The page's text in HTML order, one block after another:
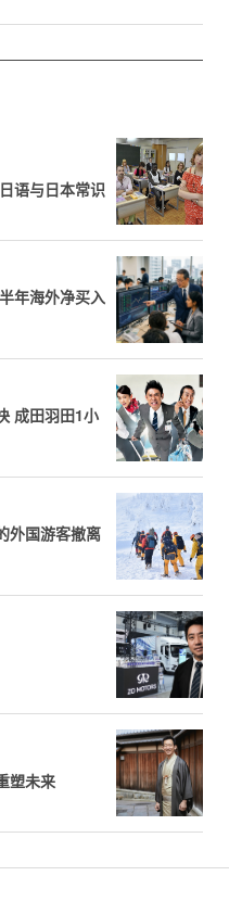
语与日本常识
年海外净买入
成田羽田1小
外国游客撤离
塑未来